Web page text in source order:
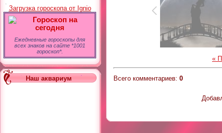
Загрузка гороскопа от Ignio
Гороскоп на
сегодня
Ежедневные гороскопы для
всех знаков на сайте *1001
гороскоп*.
Наш аквариум
«
Всего комментариев: 0